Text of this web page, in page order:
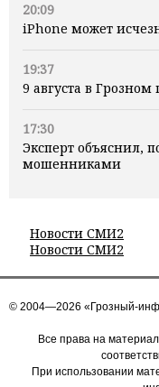
20:09
iPhone может
19:37
9 августа в
17:30
Эксперт объяснил,
мошенниками
Новости СМИ2
Новости СМИ2
© 2004—2026 «Грозный-
Все права на
При использовании